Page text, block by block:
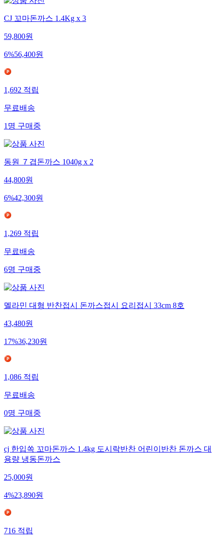
CJ 꼬마돈까스 1.4Kg x 3
59,800원
6%56,400원
1,692적립
무료배송
1명구매중
동원 ７겹돈까스 1040g x 2
44,800원
6%42,300원
1,269적립
무료배송
6명구매중
멜라민 대형 반찬접시 돈까스접시 요리접시 33cm 8호
43,480원
17%36,230원
1,086적립
무료배송
0명구매중
cj 한입쏙 꼬마돈까스 1.4kg 도시락반찬 어린이반찬 돈까스 대
용량 냉동돈까스
25,000원
4%23,890원
716적립